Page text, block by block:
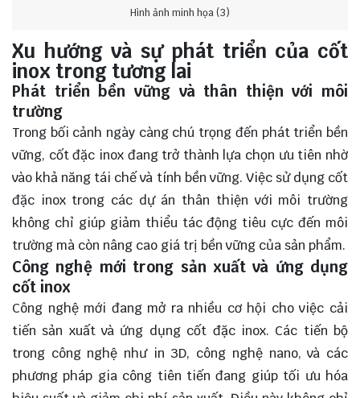
Hình ảnh minh họa (3)
Xu hướng và sự phát triển của cốt
inox trong tương lai
Phát triển bền vững và thân thiện với môi
trường
Trong bối cảnh ngày càng chú trọng đến phát triển bền
vững, cốt đặc inox đang trở thành lựa chọn ưu tiên nhờ
vào khả năng tái chế và tính bền vững. Việc sử dụng cốt
đặc inox trong các dự án thân thiện với môi trường
không chỉ giúp giảm thiểu tác động tiêu cực đến môi
trường mà còn nâng cao giá trị bền vững của sản phẩm.
Công nghệ mới trong sản xuất và ứng dụng
cốt inox
Công nghệ mới đang mở ra nhiều cơ hội cho việc cải
tiến sản xuất và ứng dụng cốt đặc inox. Các tiến bộ
trong công nghệ như in 3D, công nghệ nano, và các
phương pháp gia công tiên tiến đang giúp tối ưu hóa